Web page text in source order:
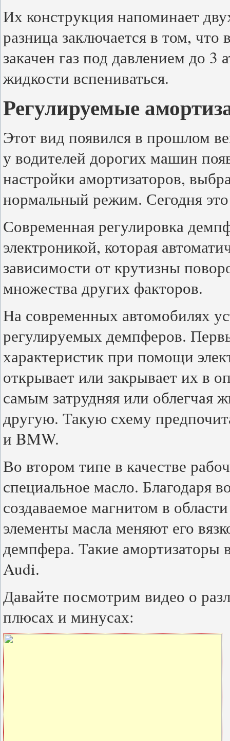
Их конструкция напоминает
разница заключается в том,
закачен газ под давлением до
жидкости вспениваться.
Регулируемые
Этот вид появился в прошлом
у водителей дорогих машин
настройки амортизаторов,
нормальный режим. Сегодня
Современная регулировка
электроникой, которая
зависимости от крутизны
множества других факторов.
На современных автомобилях
регулируемых демпферов.
характеристик при помощи
открывает или закрывает их в
самым затрудняя или облегчая
другую. Такую схему
и BMW.
Во втором типе в качестве
специальное масло. Благодаря
создаваемое магнитом в
элементы масла меняют его
демпфера. Такие амортизаторы
Audi.
Давайте посмотрим видео о
плюсах и минусах: